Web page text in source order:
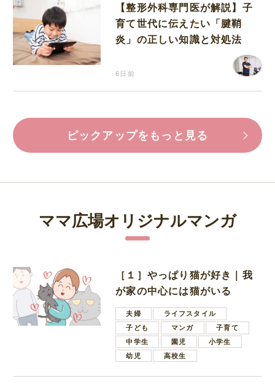
【整形外科専門医が解説】子
育て世代に伝えたい「腱鞘
炎」の正しい知識と対処法
6日前
ピックアップをもっと見る
ママ広場オリジナルマンガ
［１］やっぱり猫が好き｜我
が家の中心には猫がいる
夫婦
ライフスタイル
子ども
マンガ
子育て
中学生
園児
小学生
幼児
高校生